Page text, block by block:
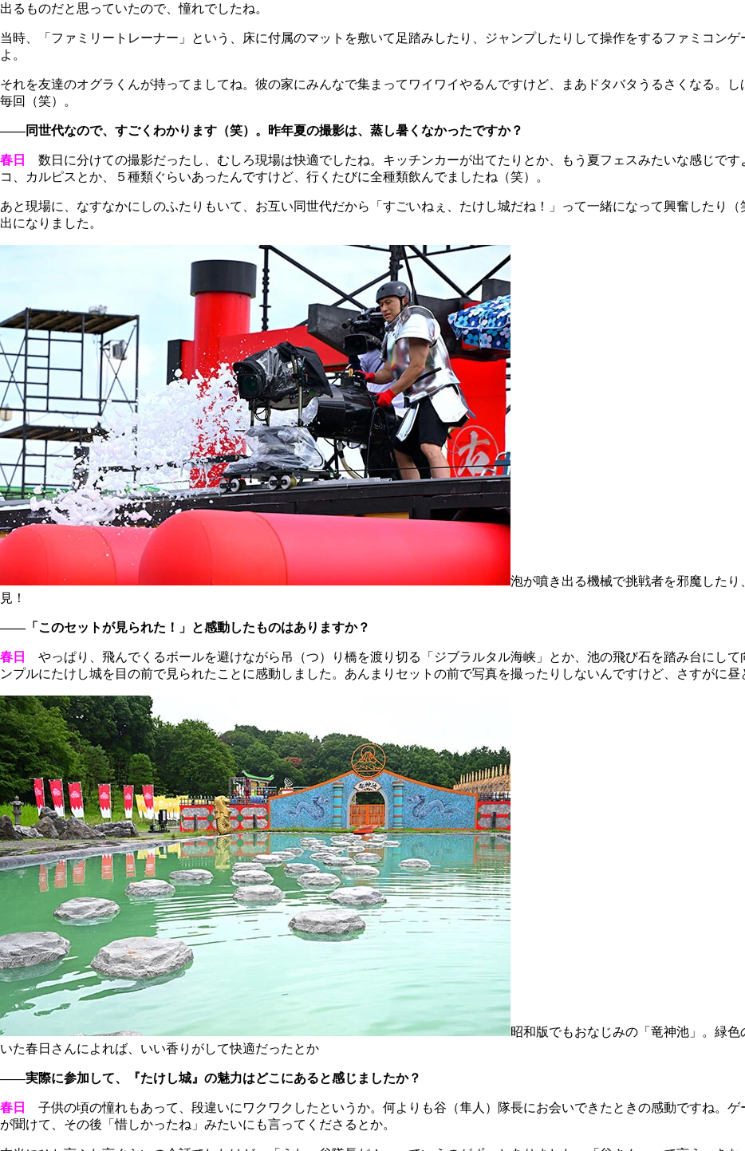
出るものだと思っていたので、憧れでしたね。
当時、「ファミリートレーナー」という、床に付属のマットを敷いて足踏みしたり、ジャンプしたりして操作をするファミコン
よ。
それを友達のオグラくんが持ってましてね。彼の家にみんなで集まってワイワイやるんですけど、まあドタバタうるさくなる。
毎回（笑）。
――同世代なので、すごくわかります（笑）。昨年夏の撮影は、蒸し暑くなかったですか？
春日
数日に分けての撮影だったし、むしろ現場は快適でしたね。キッチンカーが出てたりとか、もう夏フェスみたいな感じで
コ、カルピスとか、５種類ぐらいあったんですけど、行くたびに全種類飲んでましたね（笑）。
あと現場に、なすなかにしのふたりもいて、お互い同世代だから「すごいねぇ、たけし城だね！」って一緒になって興奮したり
出になりました。
泡が噴き出る機械で挑戦者を邪魔した
見！
――「このセットが見られた！」と感動したものはありますか？
春日
やっぱり、飛んでくるボールを避けながら吊（つ）り橋を渡り切る「ジブラルタル海峡」とか、池の飛び石を踏み台にし
ンプルにたけし城を目の前で見られたことに感動しました。あんまりセットの前で写真を撮ったりしないんですけど、さすがに昼
昭和版でもおなじみの「竜神池」。緑
いた春日さんによれば、いい香りがして快適だったとか
――実際に参加して、『たけし城』の魅力はどこにあると感じましたか？
春日
子供の頃の憧れもあって、段違いにワクワクしたというか。何よりも谷（隼人）隊長にお会いできたときの感動ですね。
が聞けて、その後「惜しかったね」みたいにも言ってくださるとか。